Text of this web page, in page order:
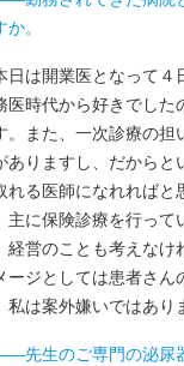
。
は開業医となって４
医時代から好きでし
。また、一次診療の
ありますし、だから
れる医師になれればと
主に保険診療を行っ
経営のことも考えなけ
ージとしては患者さ
私は案外嫌いではあり
生のご専門の泌尿